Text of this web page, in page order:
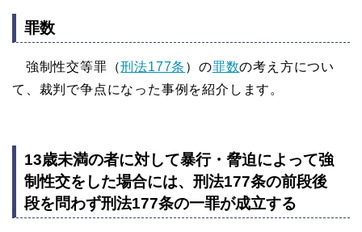
罪数
強制性交等罪（刑法177条 ）の罪数の考え方につい
て、裁判で争点になった事例を紹介します。
13歳未満の者に対して暴行・脅迫によって強
制性交をした場合には、刑法177条の前段後
段を問わず刑法177条の一罪が成立する